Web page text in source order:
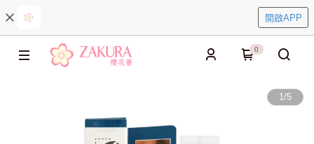
開啟APP
0
1/5